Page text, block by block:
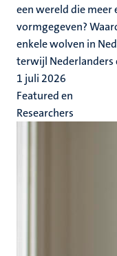
een wereld die
vormgegeven?
enkele wolven in
terwijl Nederlanders
1 juli 2026
Featured en
Researchers